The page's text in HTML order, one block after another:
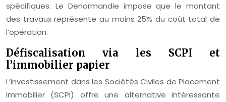
spécifiques. Le Denormandie impose que le montant
des travaux représente au moins 25% du coût total de
l’opération.
Défiscalisation via les SCPI et
l’immobilier papier
L’investissement dans les Sociétés Civiles de Placement
Immobilier (SCPI) offre une alternative intéressante